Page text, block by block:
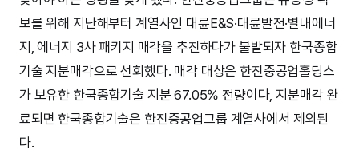
보를 위해 지난해부터 계열사인 대륜E&S·대륜발전·별내에너
지, 에너지 3사 패키지 매각을 추진하다가 불발되자 한국종합
기술 지분매각으로 선회했다. 매각 대상은 한진중공업홀딩스
가 보유한 한국종합기술 지분 67.05% 전량이다, 지분매각 완
료되면 한국종합기술은 한진중공업그룹 계열사에서 제외된
다.